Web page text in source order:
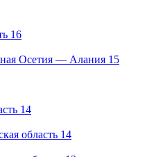
16
Осетия — Алания 15
14
область 14